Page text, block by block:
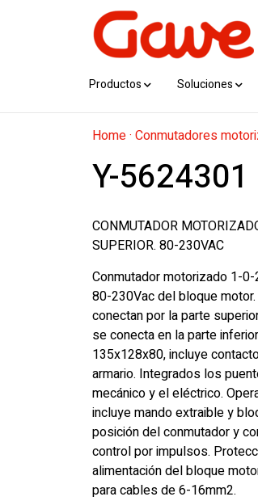
Productos Soluciones
Home· Conmutadores
Y-5624301
CONMUTADOR
SUPERIOR. 80-230VAC
Conmutador motorizado 1-
80-230Vac del bloque
conectan por la parte
se conecta en la parte
135x128x80, incluye
armario. Integrados los
mecánico y el eléctrico.
incluye mando extraible y
posición del conmutador y
control por impulsos.
alimentación del bloque
para cables de 6-16mm2.